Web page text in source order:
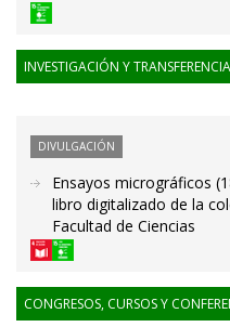
INVESTIGACIÓN Y TRANSFERENCIA
DIVULGACIÓN
Ensayos micrográficos
libro digitalizado de la
Facultad de Ciencias
CONGRESOS, CURSOS Y